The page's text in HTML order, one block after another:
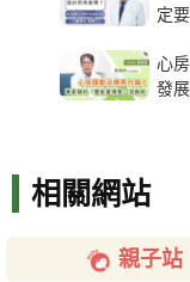
定
心
發展
相關網站
親子站